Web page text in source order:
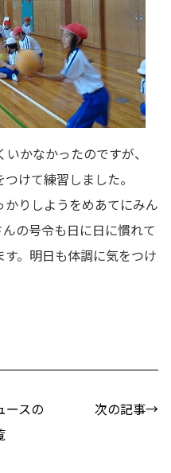
かなかったのですが、
けて練習しました。
りしようをめあてにみん
の号令も日に日に慣れて
。明日も体調に気をつけ
ースの
次の記事→